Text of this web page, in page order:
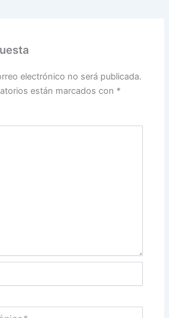
electrónico no será publicada.
están marcados con *